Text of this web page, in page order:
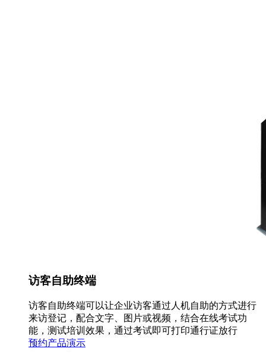
访客自助终端
访客自助终端可以让企业访客通过人机自助的方式进行
来访登记，配合文字、图片或视频，结合在线考试功
能，测试培训效果，通过考试即可打印通行证放行
预约产品演示